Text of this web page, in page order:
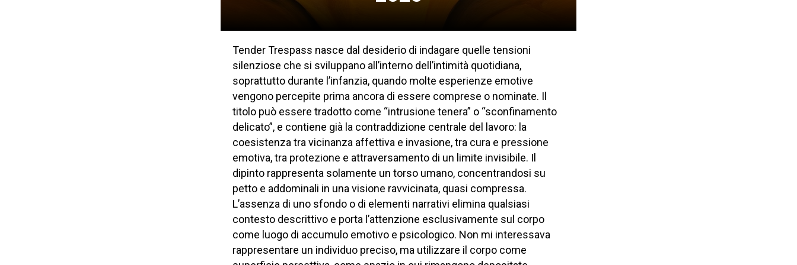
Tender Trespass nasce dal desiderio di indagare quelle tensioni
silenziose che si sviluppano all’interno dell’intimità quotidiana,
soprattutto durante l’infanzia, quando molte esperienze emotive
vengono percepite prima ancora di essere comprese o nominate. Il
titolo può essere tradotto come “intrusione tenera” o “sconfinamento
delicato”, e contiene già la contraddizione centrale del lavoro: la
coesistenza tra vicinanza affettiva e invasione, tra cura e pressione
emotiva, tra protezione e attraversamento di un limite invisibile. Il
dipinto rappresenta solamente un torso umano, concentrandosi su
petto e addominali in una visione ravvicinata, quasi compressa.
L’assenza di uno sfondo o di elementi narrativi elimina qualsiasi
contesto descrittivo e porta l’attenzione esclusivamente sul corpo
come luogo di accumulo emotivo e psicologico. Non mi interessava
rappresentare un individuo preciso, ma utilizzare il corpo come